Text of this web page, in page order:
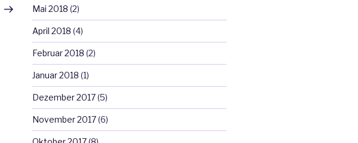
Mai 2018 (2)
April 2018 (4)
Februar 2018 (2)
Januar 2018 (1)
Dezember 2017(5)
November 2017(6)